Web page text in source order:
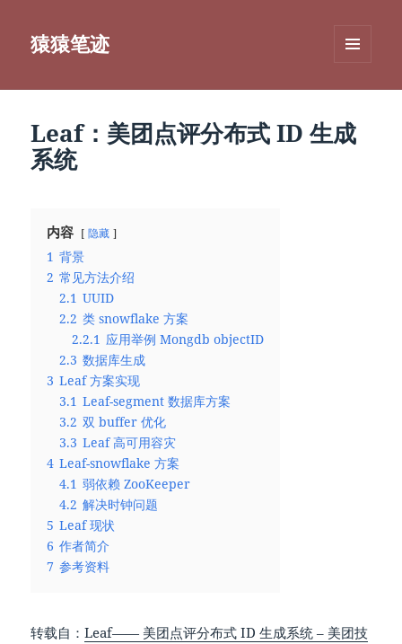
猿猿笔迹
挂件
Leaf：美团点评分布式 ID 生成
系统
内容 隐藏
1 背景
2 常见方法介绍
2.1 UUID
2.2 类 snowflake 方案
2.2.1 应用举例 Mongdb objectID
2.3 数据库生成
3 Leaf 方案实现
3.1 Leaf-segment 数据库方案
3.2 双 buffer 优化
3.3 Leaf 高可用容灾
4 Leaf-snowflake 方案
4.1 弱依赖 ZooKeeper
4.2 解决时钟问题
5 Leaf 现状
6 作者简介
7 参考资料
转载自：Leaf—— 美团点评分布式 ID 生成系统 – 美团技